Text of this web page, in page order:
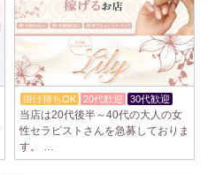
掛け持ちOK 20代歓迎 30代歓迎
当店は20代後半～40代の大人の女
性セラピストさんを急募しておりま
す。 …